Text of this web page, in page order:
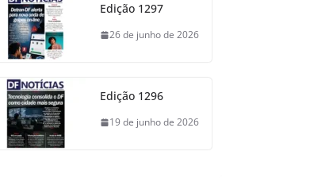
Edição 1297
26 de junho de 2026
Edição 1296
19 de junho de 2026